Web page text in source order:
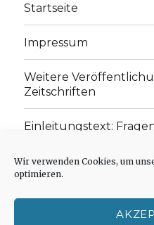
Wir verwenden Cookies, um
optimieren.
Startseite
Impressum
Weitere
Zeitschriften
Einleitungstext:
„schwachen Glaubens“